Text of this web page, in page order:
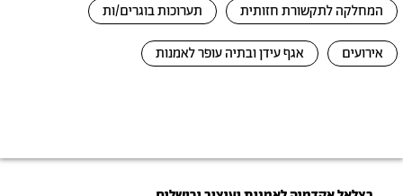
המחלקה לתקשורת חזותית תערוכות בוגרים/ות
אירועים אגף עידן ובתיה עופר לאמנות